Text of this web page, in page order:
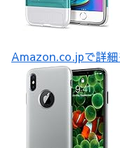
Amazon.co.jpで詳細